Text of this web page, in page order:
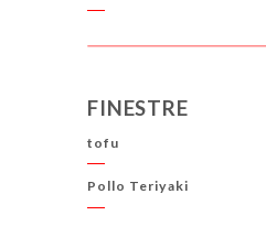
FINESTRE
tofu
Pollo Teriyaki